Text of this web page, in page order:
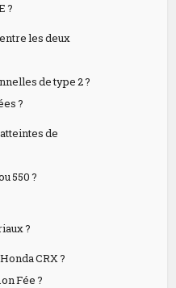
?
les deux
de type 2 ?
?
de
550 ?
?
CRX ?
Fée ?